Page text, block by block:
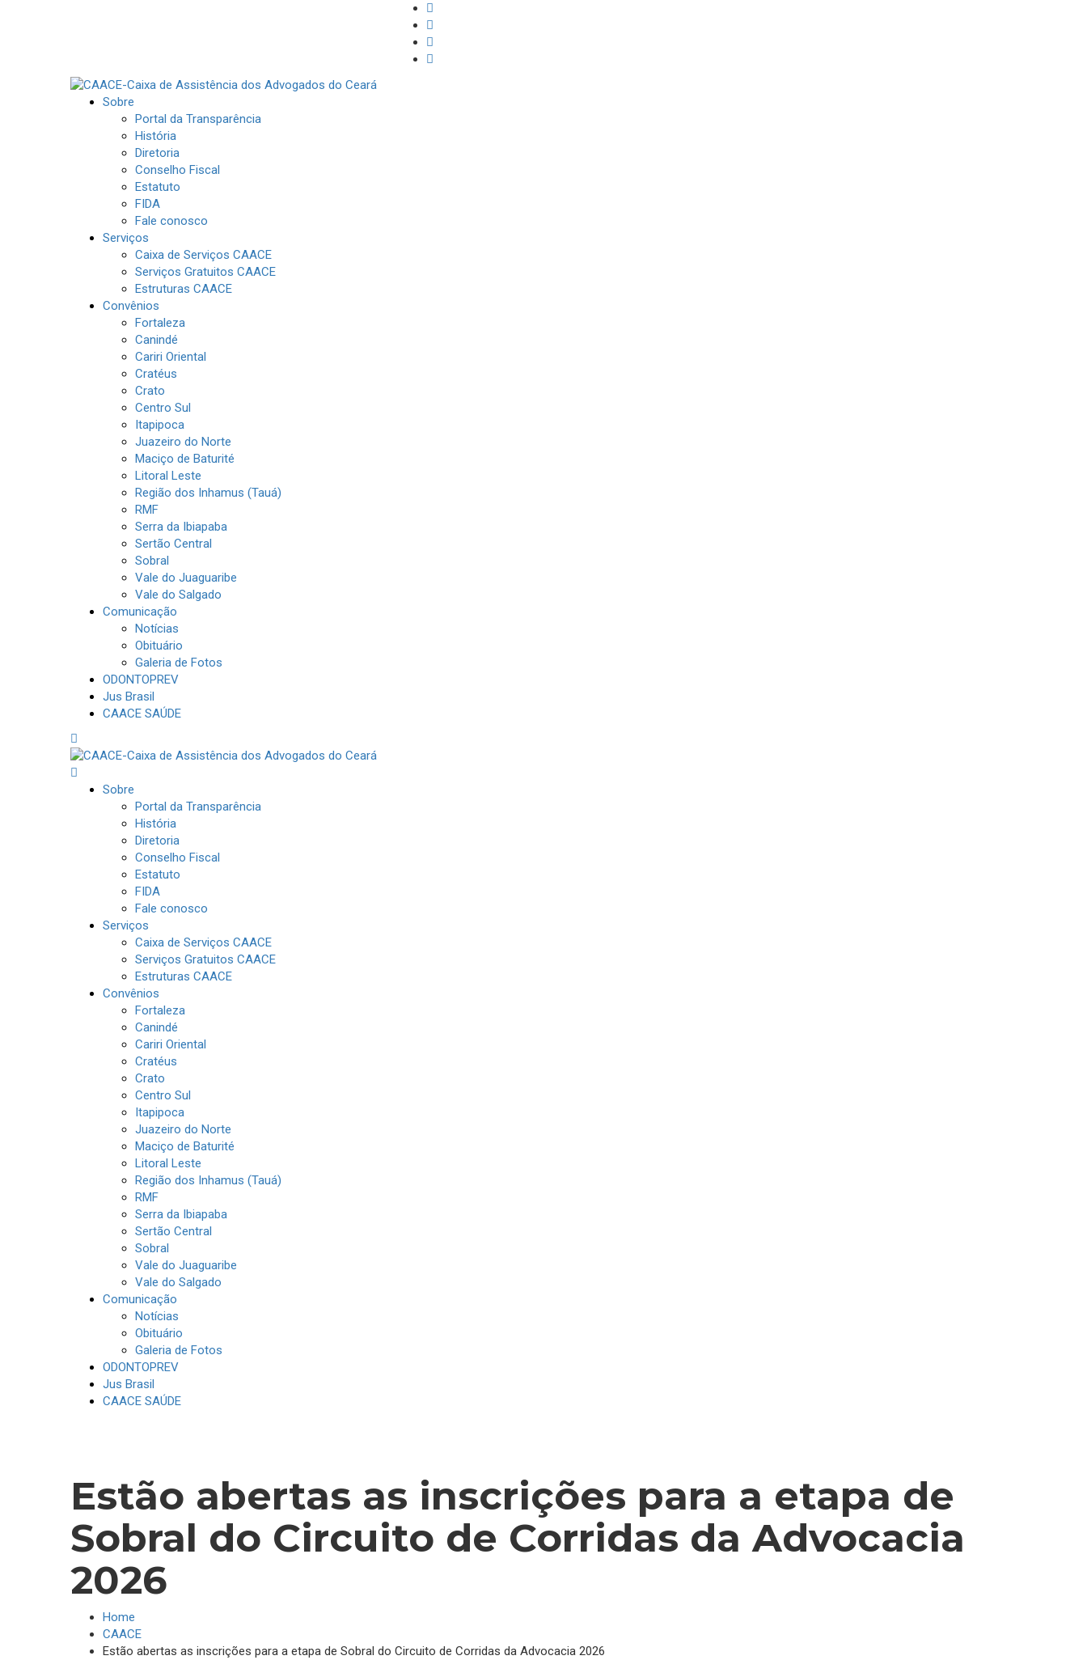
Sobre
Portal da Transparência
História
Diretoria
Conselho Fiscal
Estatuto
FIDA
Fale conosco
Serviços
Caixa de Serviços CAACE
Serviços Gratuitos CAACE
Estruturas CAACE
Convênios
Fortaleza
Canindé
Cariri Oriental
Cratéus
Crato
Centro Sul
Itapipoca
Juazeiro do Norte
Maciço de Baturité
Litoral Leste
Região dos Inhamus (Tauá)
RMF
Serra da Ibiapaba
Sertão Central
Sobral
Vale do Juaguaribe
Vale do Salgado
Comunicação
Notícias
Obituário
Galeria de Fotos
ODONTOPREV
Jus Brasil
CAACE SAÚDE
Sobre
Portal da Transparência
História
Diretoria
Conselho Fiscal
Estatuto
FIDA
Fale conosco
Serviços
Caixa de Serviços CAACE
Serviços Gratuitos CAACE
Estruturas CAACE
Convênios
Fortaleza
Canindé
Cariri Oriental
Cratéus
Crato
Centro Sul
Itapipoca
Juazeiro do Norte
Maciço de Baturité
Litoral Leste
Região dos Inhamus (Tauá)
RMF
Serra da Ibiapaba
Sertão Central
Sobral
Vale do Juaguaribe
Vale do Salgado
Comunicação
Notícias
Obituário
Galeria de Fotos
ODONTOPREV
Jus Brasil
CAACE SAÚDE
Estão abertas as inscrições para a etapa de
Sobral do Circuito de Corridas da Advocacia
2026
Home
CAACE
Estão abertas as inscrições para a etapa de Sobral do Circuito de Corridas da Advocacia 2026